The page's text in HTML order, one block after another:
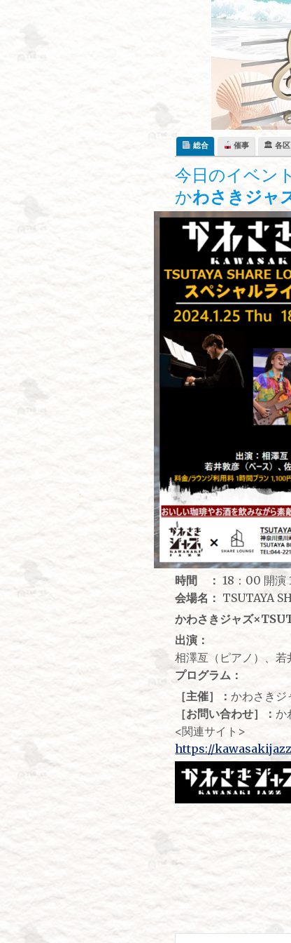
総合 催事 🏛 各区
今日のイベン
かわさきジャ
時間 ： 18：00 開演
会場名： TSUTAYA
かわさきジャズ
出演：
相澤亙（ピアノ）、若
プログラム：
［主催］：かわさきジ
［お問い合わせ］：か
<関連サイト>
https://